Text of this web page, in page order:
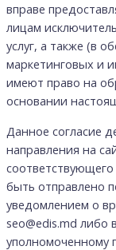
вправе
лицам
услуг, а также (в
маркетинговых и
имеют право на
основании
Данное согласие
направления на
быть отправлено
уведомлением о
seo@edis.md либо
уполномоченному